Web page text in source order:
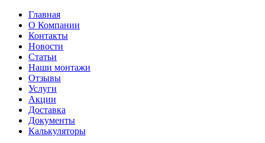
Главная
О Компании
Контакты
Новости
Статьи
Наши монтажи
Отзывы
Услуги
Акции
Доставка
Документы
Калькуляторы